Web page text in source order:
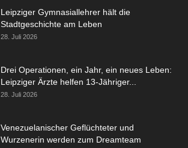
Leipziger Gymnasiallehrer hält die
Stadtgeschichte am Leben
28. Juli 2026
Drei Operationen, ein Jahr, ein neues Leben:
Leipziger Ärzte helfen 13-Jähriger...
28. Juli 2026
Venezuelanischer Geflüchteter und
Wurzenerin werden zum Dreamteam